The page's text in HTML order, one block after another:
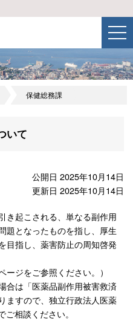
保健総務課
いて
公開日 2025年10月14日
更新日 2025年10月14日
き起こされる、単なる副作用
題となったものを指し、厚生
目指し、薬害防止の周知啓発
ージをご参照ください。）
合は「医薬品副作用被害救済
ますので、独立行政法人医薬
相談ください。